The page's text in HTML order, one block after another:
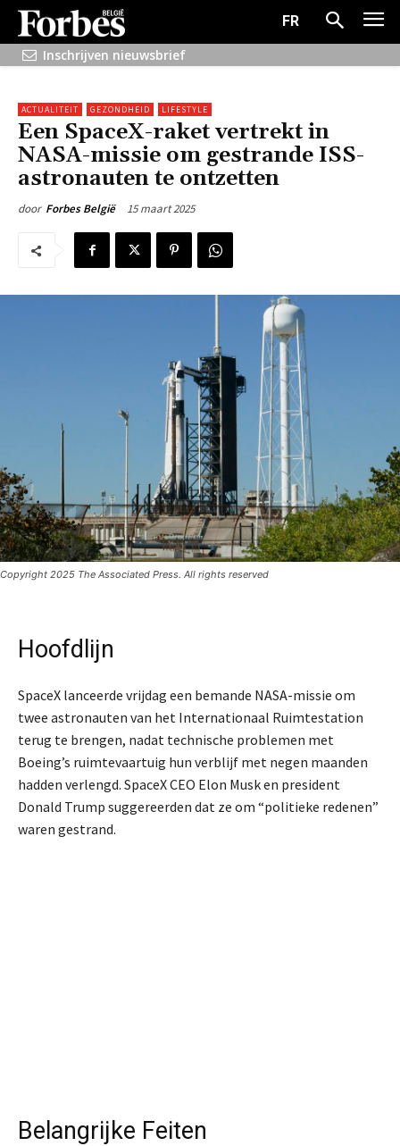
FR
Inschrijven nieuwsbrief
ACTUALITEIT GEZONDHEID LIFESTYLE
Een SpaceX-raket vertrekt in
NASA-missie om gestrande ISS-
astronauten te ontzetten
door Forbes België 15 maart 2025
Copyright 2025 The Associated Press. All rights reserved
Hoofdlijn
SpaceX lanceerde vrijdag een bemande NASA-missie om
twee astronauten van het Internationaal Ruimtestation
terug te brengen, nadat technische problemen met
Boeing’s ruimtevaartuig hun verblijf met negen maanden
hadden verlengd. SpaceX CEO Elon Musk en president
Donald Trump suggereerden dat ze om “politieke redenen”
waren gestrand.
Belangrijke Feiten